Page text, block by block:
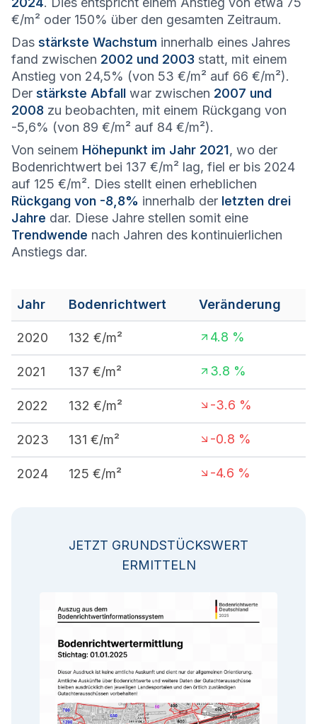
€/m² oder 150% über den gesamten Zeitraum.
Das stärkste Wachstum innerhalb eines Jahres
fand zwischen 2002 und 2003 statt, mit einem
Anstieg von 24,5% (von 53 €/m² auf 66 €/m²).
Der stärkste Abfall war zwischen 2007 und
2008 zu beobachten, mit einem Rückgang von
-5,6% (von 89 €/m² auf 84 €/m²).
Von seinem Höhepunkt im Jahr 2021, wo der
Bodenrichtwert bei 137 €/m² lag, fiel er bis 2024
auf 125 €/m². Dies stellt einen erheblichen
Rückgang von -8,8% innerhalb der letzten drei
Jahre dar. Diese Jahre stellen somit eine
Trendwende nach Jahren des kontinuierlichen
Anstiegs dar.
Jahr Bodenrichtwert Veränderung
2020 132 €/m² 4.8 %
2021 137 €/m² 3.8 %
2022 132 €/m² -3.6 %
2023 131 €/m² -0.8 %
2024 125 €/m² -4.6 %
JETZT GRUNDSTÜCKSWERT
ERMITTELN